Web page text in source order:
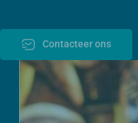
Contacteer ons